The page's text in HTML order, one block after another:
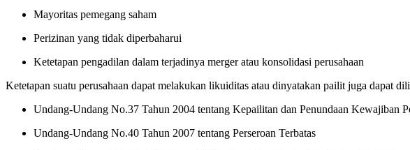
Mayoritas pemegang saham
Perizinan yang tidak diperbaharui
Ketetapan pengadilan dalam terjadinya merger atau konsolidasi perusahaan
Ketetapan suatu perusahaan dapat melakukan likuiditas atau dinyatakan pailit juga dapat
Undang-Undang No.37 Tahun 2004 tentang Kepailitan dan Penundaan Kewajiban
Undang-Undang No.40 Tahun 2007 tentang Perseroan Terbatas